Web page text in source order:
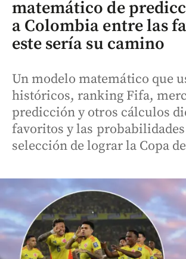
matemático de
a Colombia entre las
este sería su camino
Un modelo matemático que
históricos, ranking Fifa,
predicción y otros cálculos
favoritos y las probabilidades
selección de lograr la Copa